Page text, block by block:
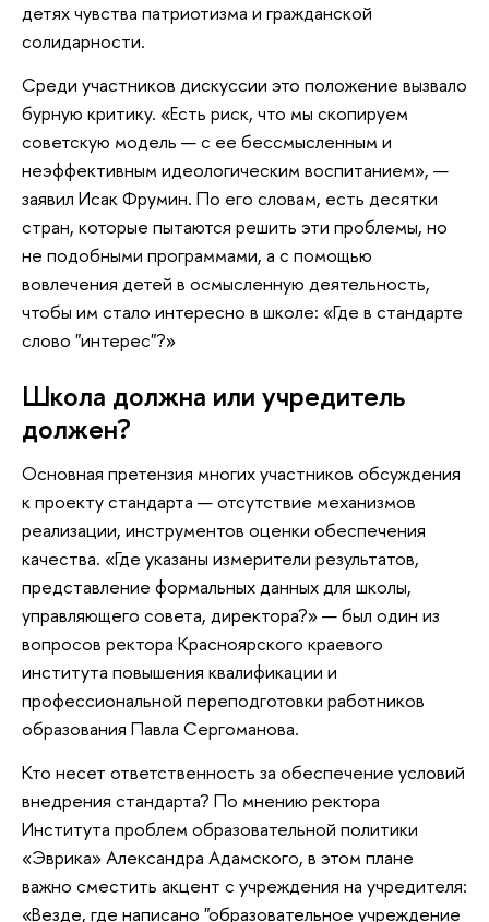
детях чувства патриотизма и гражданской
солидарности.
Среди участников дискуссии это положение вызвало
бурную критику. «Есть риск, что мы скопируем
советскую модель — с ее бессмысленным и
неэффективным идеологическим воспитанием», —
заявил Исак Фрумин. По его словам, есть десятки
стран, которые пытаются решить эти проблемы, но
не подобными программами, а с помощью
вовлечения детей в осмысленную деятельность,
чтобы им стало интересно в школе: «Где в стандарте
слово "интерес"?»
Школа должна или учредитель
должен?
Основная претензия многих участников обсуждения
к проекту стандарта — отсутствие механизмов
реализации, инструментов оценки обеспечения
качества. «Где указаны измерители результатов,
представление формальных данных для школы,
управляющего совета, директора?» — был один из
вопросов ректора Красноярского краевого
института повышения квалификации и
профессиональной переподготовки работников
образования Павла Сергоманова.
Кто несет ответственность за обеспечение условий
внедрения стандарта? По мнению ректора
Института проблем образовательной политики
«Эврика» Александра Адамского, в этом плане
важно сместить акцент с учреждения на учредителя:
«Везде, где написано "образовательное учреждение